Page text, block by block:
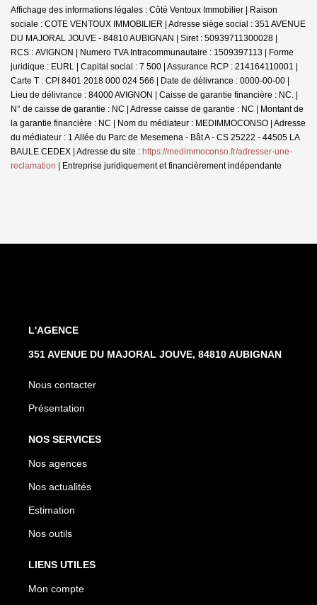
Affichage des informations légales : Côté Ventoux Immobilier | Raison
sociale : COTE VENTOUX IMMOBILIER | Adresse siège social : 351 AVENUE
DU MAJORAL JOUVE - 84810 AUBIGNAN | Siret : 50939711300028 |
RCS : AVIGNON | Numero TVA Intracommunautaire : 1509397113 | Forme
juridique : EURL | Capital social : 7 500 | Assurance RCP : 214164110001 |
Carte T : CPI 8401 2018 000 024 566 | Date de délivrance : 0000-00-00 |
Lieu de délivrance : 84000 AVIGNON | Caisse de garantie financière : NC. |
N° de caisse de garantie : NC | Adresse caisse de garantie : NC | Montant de
la garantie financière : NC | Nom du médiateur : MEDIMMOCONSO | Adresse
du médiateur : 1 Allée du Parc de Mesemena - Bât A - CS 25222 - 44505 LA
BAULE CEDEX | Adresse du site : https://medimmoconso.fr/adresser-une-
reclamation | Entreprise juridiquement et financièrement indépendante
L'AGENCE
351 AVENUE DU MAJORAL JOUVE, 84810 AUBIGNAN
Nous contacter
Présentation
NOS SERVICES
Nos agences
Nos actualités
Estimation
Nos outils
LIENS UTILES
Mon compte